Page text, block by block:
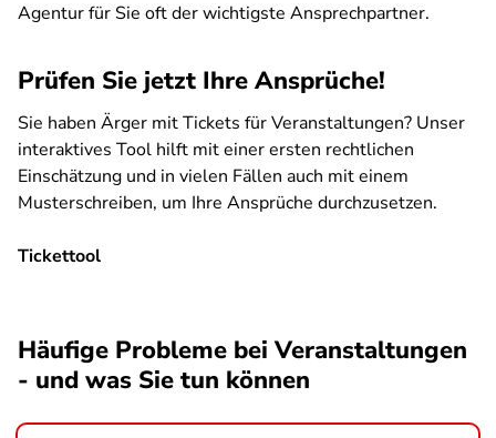
Agentur für Sie oft der wichtigste Ansprechpartner.
Prüfen Sie jetzt Ihre Ansprüche!
Sie haben Ärger mit Tickets für Veranstaltungen? Unser
interaktives Tool hilft mit einer ersten rechtlichen
Einschätzung und in vielen Fällen auch mit einem
Musterschreiben, um Ihre Ansprüche durchzusetzen.
Tickettool
Häufige Probleme bei Veranstaltungen
- und was Sie tun können